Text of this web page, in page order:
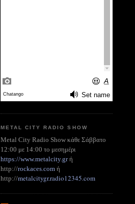
METAL CITY RADIO SHOW
Metal City Radio Show κάθε Σάββατο
12:00 με 14:00 το μεσημέρι
https://www.metalcity.grή
http://rockaces.com ή
http://metalcitygr.radio12345.com